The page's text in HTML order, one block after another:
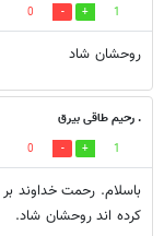
1
0
روحشان شاد
. رحیم طاقی بیرق
1
0
باسلام. رحمت خداوند
کرده اند روحشان شاد.